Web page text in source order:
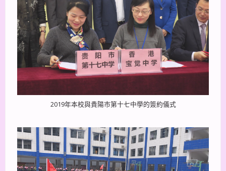
2019年本校與貴陽巿第十七中學的簽約儀式